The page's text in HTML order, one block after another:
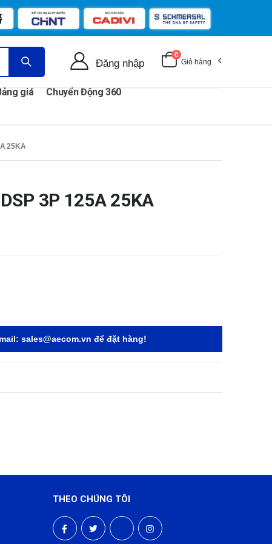
Đăng nhập
0
Giỏ hàng
giá Chuyển Động 360
25KA
3P 125A 25KA
sales@aecom.vn để đặt hàng!
THEO CHÚNG TÔI